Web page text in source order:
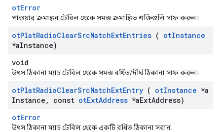
otError
পাওয়ার ক্রমাঙ্কন টেবিল থেকে সমস্ত ক্রমাঙ্কিত শক্তিগুলি সাফ করুন।
otPlatRadioClearSrcMatchExtEntries ( otInstance
*aInstance)
void
উৎস ঠিকানা ম্যাচ টেবিল থেকে সমস্ত বর্ধিত/দীর্ঘ ঠিকানা সাফ করুন।
otPlatRadioClearSrcMatchExtEntry ( otInstance *a
Instance , const otExtAddress *aExtAddress)
otError
উৎস ঠিকানা ম্যাচ টেবিল থেকে একটি বর্ধিত ঠিকানা সরান.